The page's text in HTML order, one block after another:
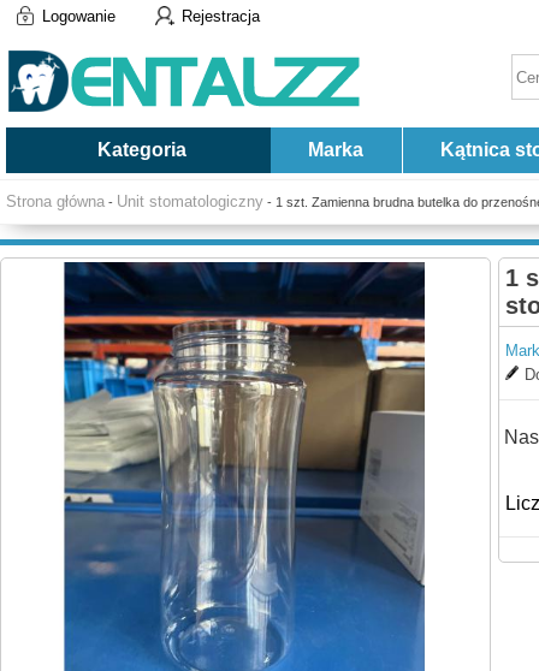
Logowanie Rejestracja
Kategoria Marka Kątnica
Strona główna - Unit stomatologiczny - 1 szt. Zamienna brudna butelka do
1